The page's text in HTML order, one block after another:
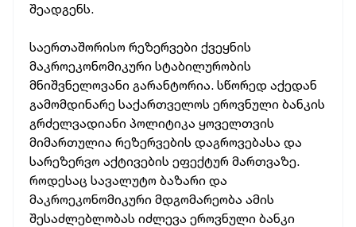
შეადგენს.
საერთაშორისო რეზერვები ქვეყნის
მაკროეკონომიკური სტაბილურობის
მნიშვნელოვანი გარანტორია. სწორედ აქედან
გამომდინარე საქართველოს ეროვნული ბანკის
გრძელვადიანი პოლიტიკა ყოველთვის
მიმართულია რეზერვების დაგროვებასა და
სარეზერვო აქტივების ეფექტურ მართვაზე.
როდესაც სავალუტო ბაზარი და
მაკროეკონომიკური მდგომარეობა ამის
შესაძლებლობას იძლევა ეროვნული ბანკი